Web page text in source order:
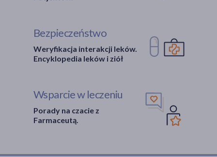
Bezpieczeństwo
Weryfikacja interakcji leków.
Encyklopedia leków i ziół
Wsparcie w leczeniu
Porady na czacie z
Farmaceutą.